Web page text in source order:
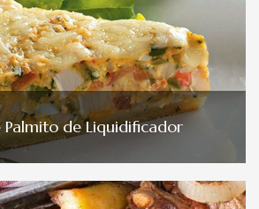
de Liquidificador